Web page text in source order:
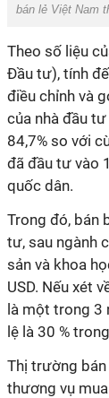
bán lẻ Việt Nam
Theo số liệu
Đầu tư), tính
điều chỉnh và
của nhà đầu
84,7% so với
đã đầu tư vào
quốc dân.
Trong đó, bán
tư, sau ngành
sản và khoa
USD. Nếu xét
là một trong 3
lệ là 30 %
Thị trường
thương vụ